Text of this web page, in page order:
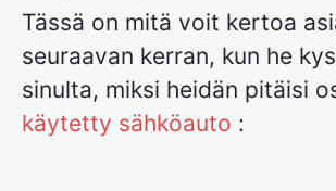
Tässä on mitä voit kertoa
seuraavan kerran, kun he
sinulta, miksi heidän pitäisi
käytetty sähköauto :